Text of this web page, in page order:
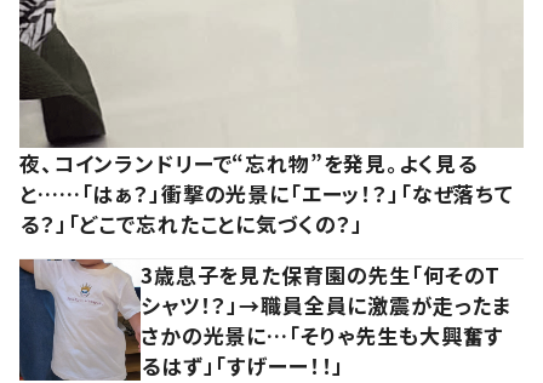
夜、コインランドリーで“忘れ物”を発見。よく見る
と……「はぁ？」衝撃の光景に「エーッ！？」「なぜ落ちて
る？」「どこで忘れたことに気づくの？」
3歳息子を見た保育園の先生「何そのT
シャツ！？」→職員全員に激震が走ったま
さかの光景に…「そりゃ先生も大興奮す
るはず」「すげーー！！」